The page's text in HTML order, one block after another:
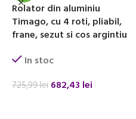
Rolator din aluminiu
Timago, cu 4 roti, pliabil,
frane, sezut si cos argintiu
In stoc
725,99lei 682,43 lei